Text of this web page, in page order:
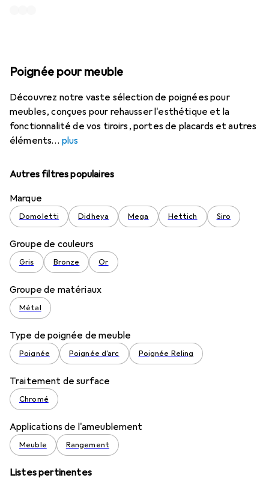
Poignée pour meuble
Découvrez notre vaste sélection de poignées pour
meubles, conçues pour rehausser l'esthétique et la
fonctionnalité de vos tiroirs, portes de placards et autres
éléments
plus
Autres filtres populaires
Marque
Domoletti Didheya Mega Hettich Siro
Groupe de couleurs
Gris Bronze Or
Groupe de matériaux
Métal
Type de poignée de meuble
Poignée Poignée d'arc Poignée Reling
Traitement de surface
Chromé
Applications de l'ameublement
Meuble Rangement
Listes pertinentes